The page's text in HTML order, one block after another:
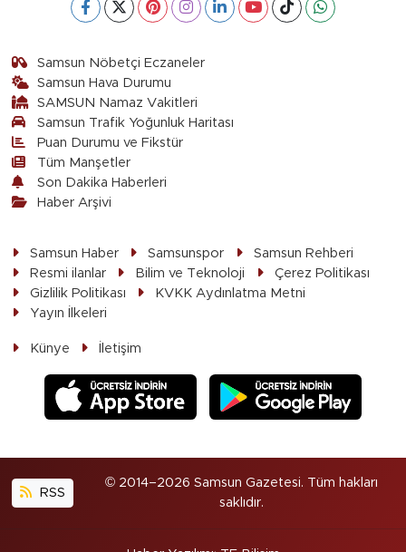
Samsun Nöbetçi Eczaneler
Samsun Hava Durumu
SAMSUN Namaz Vakitleri
Samsun Trafik Yoğunluk Haritası
Puan Durumu ve Fikstür
Tüm Manşetler
Son Dakika Haberleri
Haber Arşivi
Samsun Haber Samsunspor
Samsun Rehberi
Resmi ilanlar
Bilim ve Teknoloji
Çerez Politikası
Gizlilik Politikası
KVKK Aydınlatma Metni
Yayın İlkeleri
Künye İletişim
RSS
© 2014–2026 Samsun Gazetesi. Tüm hakları
saklıdır.